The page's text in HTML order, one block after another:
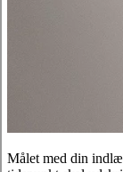
Målet med din